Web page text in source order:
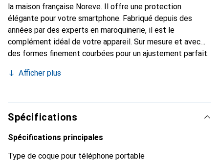
la maison française Noreve. Il offre une protection
élégante pour votre smartphone. Fabriqué depuis des
années par des experts en maroquinerie, il est le
complément idéal de votre appareil. Sur mesure et avec
des formes finement courbées pour un ajustement parfait.
smartphone. La marque Noreve est reconnue
reste toujours un excellent choix pour le client exigeant.
Afficher plus
Spécifications
Spécifications principales
Type de coque pour téléphone portable